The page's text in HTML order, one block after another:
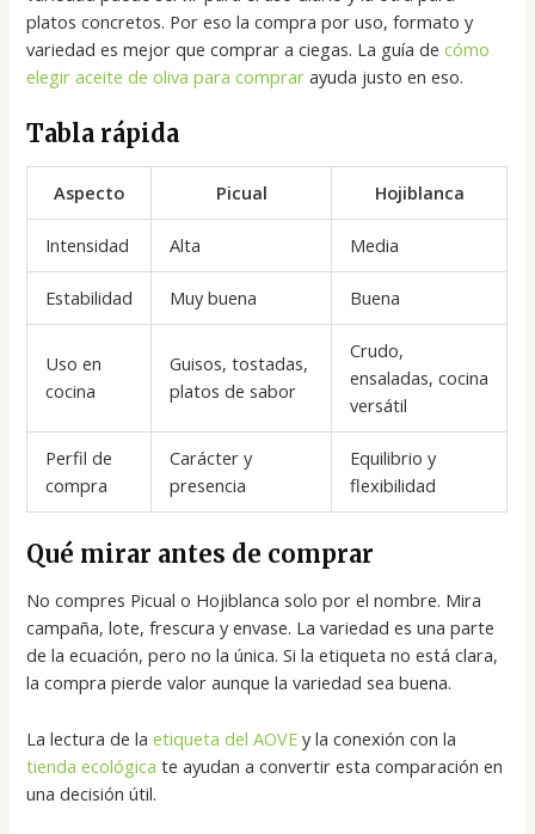
platos concretos. Por eso la compra por uso, formato y
variedad es mejor que comprar a ciegas. La guía decómo
elegir aceite de oliva para comprar ayuda justo en eso.
Tabla rápida
Aspecto Picual Hojiblanca
Intensidad Alta Media
Estabilidad Muy buena Buena
Uso en
cocina
Guisos, tostadas,
platos de sabor
Crudo,
ensaladas, cocina
versátil
Perfil de
compra
Carácter y
presencia
Equilibrio y
flexibilidad
Qué mirar antes de comprar
No compres Picual o Hojiblanca solo por el nombre. Mira
campaña, lote, frescura y envase. La variedad es una parte
de la ecuación, pero no la única. Si la etiqueta no está clara,
la compra pierde valor aunque la variedad sea buena.
La lectura de laetiqueta del AOVE y la conexión con la
tienda ecológica te ayudan a convertir esta comparación en
una decisión útil.